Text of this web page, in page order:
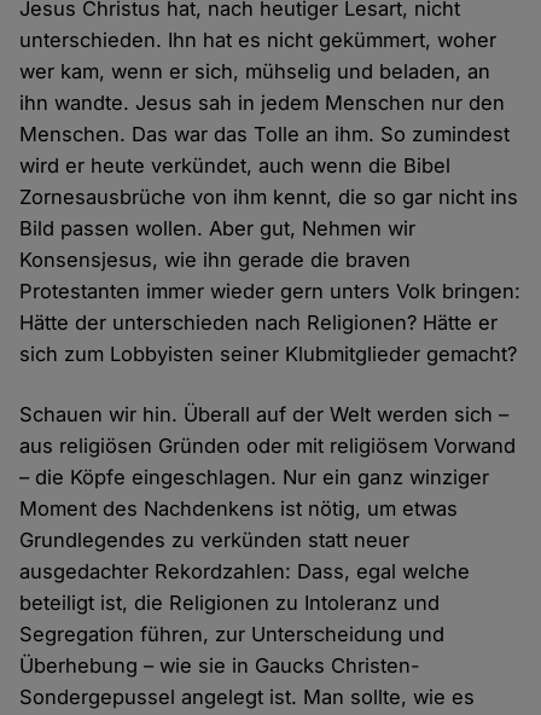
Jesus Christus hat, nach heutiger Lesart, nicht
unterschieden. Ihn hat es nicht gekümmert, woher
wer kam, wenn er sich, mühselig und beladen, an
ihn wandte. Jesus sah in jedem Menschen nur den
Menschen. Das war das Tolle an ihm. So zumindest
wird er heute verkündet, auch wenn die Bibel
Zornesausbrüche von ihm kennt, die so gar nicht ins
Bild passen wollen. Aber gut, Nehmen wir
Konsensjesus, wie ihn gerade die braven
Protestanten immer wieder gern unters Volk bringen:
Hätte der unterschieden nach Religionen? Hätte er
sich zum Lobbyisten seiner Klubmitglieder gemacht?
Schauen wir hin. Überall auf der Welt werden sich –
aus religiösen Gründen oder mit religiösem Vorwand
– die Köpfe eingeschlagen. Nur ein ganz winziger
Moment des Nachdenkens ist nötig, um etwas
Grundlegendes zu verkünden statt neuer
ausgedachter Rekordzahlen: Dass, egal welche
beteiligt ist, die Religionen zu Intoleranz und
Segregation führen, zur Unterscheidung und
Überhebung – wie sie in Gaucks Christen-
Sondergepussel angelegt ist. Man sollte, wie es